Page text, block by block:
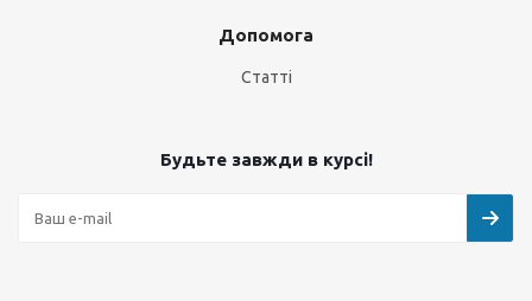
Допомога
Статті
Будьте завжди в курсі!